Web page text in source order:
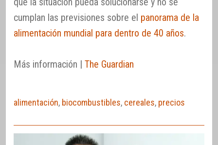
cumplan las previsiones sobre el panorama de la
alimentación mundial para dentro de 40 años.
Más información | The Guardian
alimentación, biocombustibles, cereales, precios